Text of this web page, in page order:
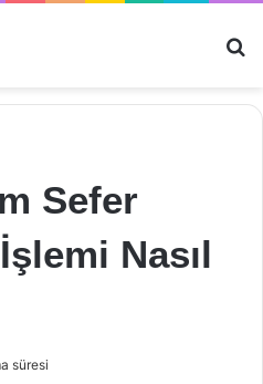
Sefer
Nasıl
süresi